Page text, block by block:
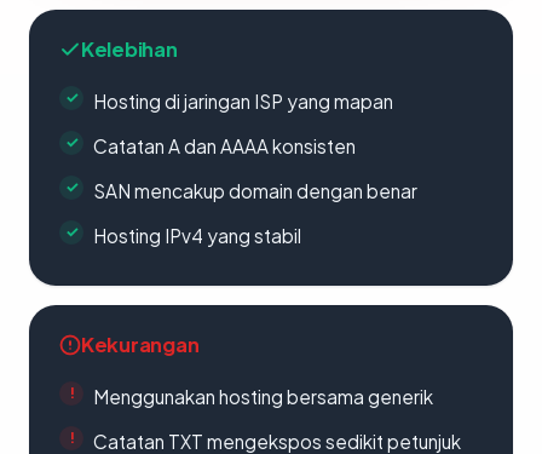
Kelebihan
Hosting di jaringan ISP yang mapan
Catatan A dan AAAA konsisten
SAN mencakup domain dengan benar
Hosting IPv4 yang stabil
Kekurangan
Menggunakan hosting bersama generik
Catatan TXT mengekspos sedikit petunjuk